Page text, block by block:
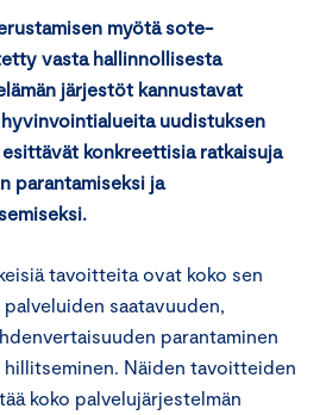
myötä sote-
vasta hallinnollisesta
järjestöt kannustavat
uudistuksen
konkreettisia ratkaisuja
parantamiseksi ja
tavoitteita ovat koko sen
saatavuuden,
parantaminen
hillitseminen. Näiden tavoitteiden
koko palvelujärjestelmän